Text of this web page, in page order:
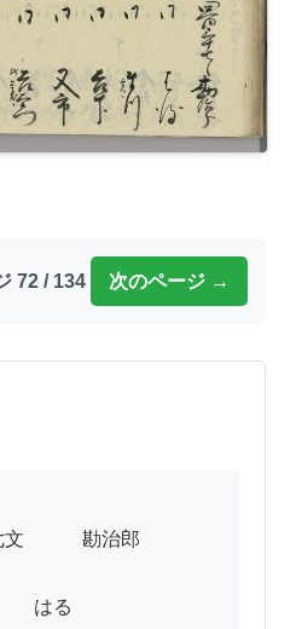
72 / 134 次のページ →
　はる